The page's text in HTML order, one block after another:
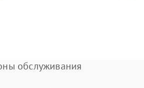
обслуживания